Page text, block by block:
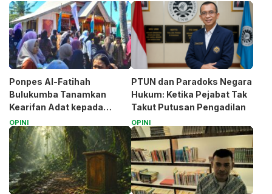
Ponpes Al-Fatihah
Bulukumba Tanamkan
Kearifan Adat kepada
Santri (Bagian 1)
OPINI
PTUN dan Paradoks Negara
Hukum: Ketika Pejabat Tak
Takut Putusan Pengadilan
OPINI